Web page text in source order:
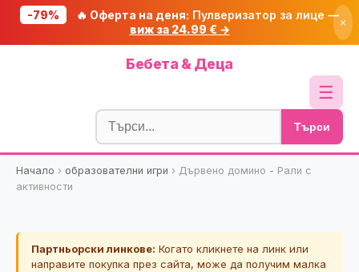
-79% 🔥 Оферта на деня: Пулверизатор за лице —
виж за 24.99 € →
×
Бебета & Деца
☰
Блог
🧮 Калкулатори
🔍 Намери продукт
🎟️ Купони
Търси
Начало › образователни игри › Дървено домино - Рали с
активности
Партньорски линкове: Когато кликнете на линк или
направите покупка през сайта, може да получим малка